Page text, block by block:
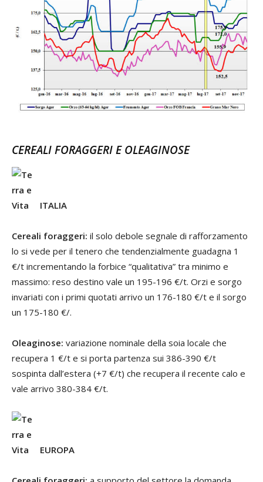
CEREALI FORAGGERI E OLEAGINOSE
ITALIA
Cereali foraggeri: il solo debole segnale di rafforzamento
lo si vede per il tenero che tendenzialmente guadagna 1
€/t incrementando la forbice “qualitativa” tra minimo e
massimo: reso destino vale un 195-196 €/t. Orzi e sorgo
invariati con i primi quotati arrivo un 176-180 €/t e il sorgo
un 175-180 €/.
Oleaginose: variazione nominale della soia locale che
recupera 1 €/t e si porta partenza sui 386-390 €/t
sospinta dall’estera (+7 €/t) che recupera il recente calo e
vale arrivo 380-384 €/t.
EUROPA